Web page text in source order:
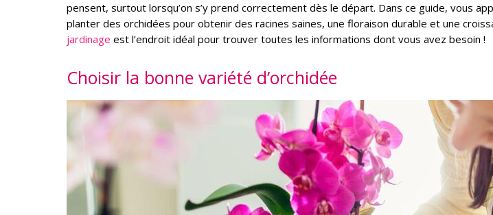
pensent, surtout lorsqu’on s’y prend correctement dès le départ. Dans ce guide, vous
planter des orchidées pour obtenir des racines saines, une floraison durable et une
jardinage est l’endroit idéal pour trouver toutes les informations dont vous avez besoin !
Choisir la bonne variété d’orchidée